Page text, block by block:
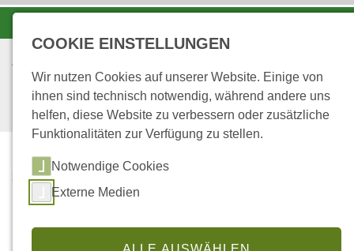
STARTSEITE
SOMMERKIRCHE UND
COOKIE EINSTELLUNGEN
Wir nutzen Cookies auf unserer Website. Einige von
ihnen sind technisch notwendig, während andere uns
helfen, diese Website zu verbessern oder zusätzliche
Funktionalitäten zur Verfügung zu stellen.
Notwendige Cookies
Externe Medien